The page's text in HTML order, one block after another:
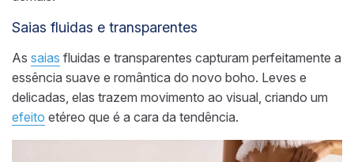
Saias fluidas e transparentes
As saias fluidas e transparentes capturam perfeitamente a
essência suave e romântica do novo boho. Leves e
delicadas, elas trazem movimento ao visual, criando um
efeito etéreo que é a cara da tendência.